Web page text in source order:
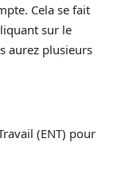
Cela se fait
sur le
aurez plusieurs
(ENT) pour